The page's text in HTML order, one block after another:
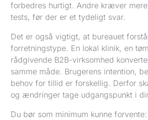
forbedres hurtigt. Andre kræver
tests, før der er et tydeligt svar.
Det er også vigtigt, at bureauet
forretningstype. En lokal klinik, en
rådgivende B2B-virksomhed
samme måde. Brugerens intention,
behov for tillid er forskellig. Derfor
og ændringer tage udgangspunkt i
Du bør som minimum kunne forvente: